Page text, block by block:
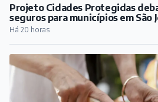
Projeto Cidades Protegidas
seguros para municípios em São
Há 20 horas